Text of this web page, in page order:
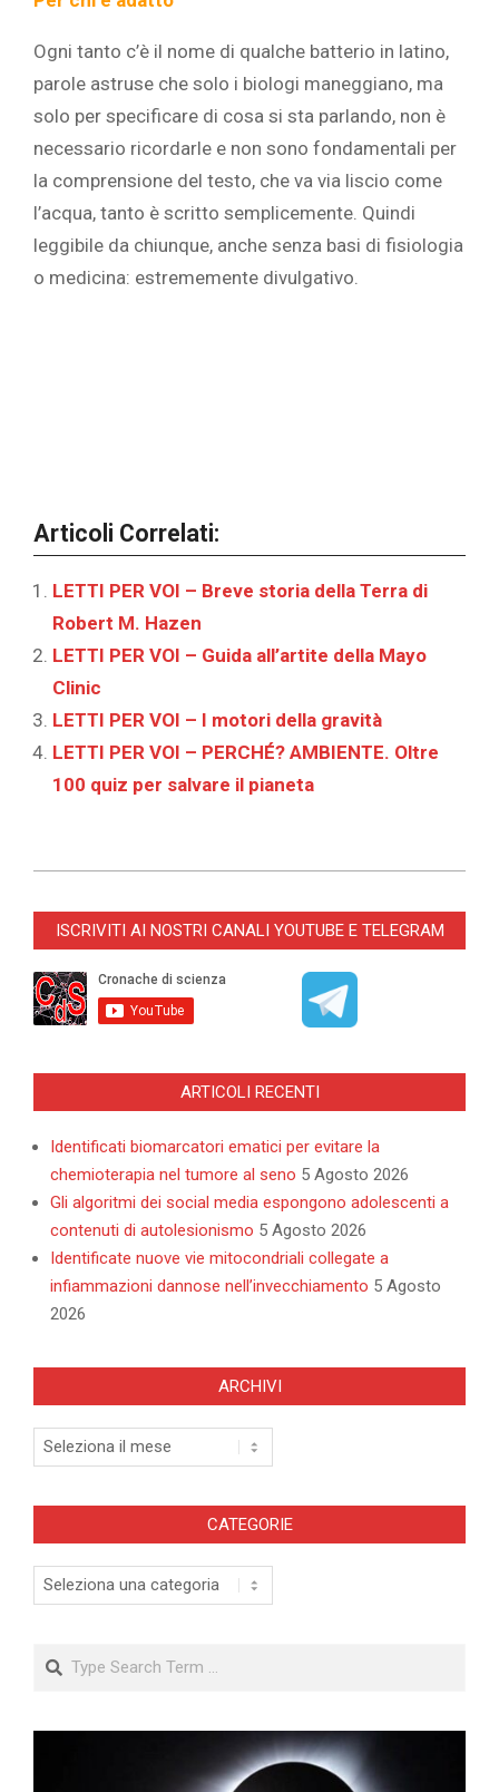
Ogni tanto c’è il nome di qualche batterio in latino,
parole astruse che solo i biologi maneggiano, ma
solo per specificare di cosa si sta parlando, non è
necessario ricordarle e non sono fondamentali per
la comprensione del testo, che va via liscio come
l’acqua, tanto è scritto semplicemente. Quindi
leggibile da chiunque, anche senza basi di fisiologia
o medicina: estrememente divulgativo.
Articoli Correlati:
LETTI PER VOI – Breve storia della Terra di
Robert M. Hazen
LETTI PER VOI – Guida all’artite della Mayo
Clinic
LETTI PER VOI – I motori della gravità
LETTI PER VOI – PERCHÉ? AMBIENTE. Oltre
100 quiz per salvare il pianeta
04-
ISCRIVITI AI NOSTRI CANALI YOUTUBE E TELEGRAM
ARTICOLI RECENTI
Identificati biomarcatori ematici per evitare la
chemioterapia nel tumore al seno 5 Agosto 2026
Gli algoritmi dei social media espongono adolescenti a
contenuti di autolesionismo 5 Agosto 2026
Identificate nuove vie mitocondriali collegate a
infiammazioni dannose nell’invecchiamento 5 Agosto
2026
ARCHIVI
Archivi
CATEGORIE
Categorie
Search